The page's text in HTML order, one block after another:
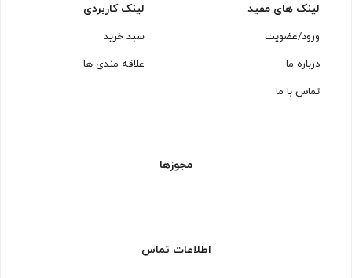
لینک های مفید
ورود/عضویت
درباره ما
تماس با ما
لینک کاربردی
سبد خرید
علاقه مندی ها
مجوزها
اطلاعات تماس